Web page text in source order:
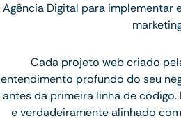
Agência Digital para implementar
Cada projeto web criado
entendimento profundo do seu
antes da primeira linha de código.
e verdadeiramente alinhado